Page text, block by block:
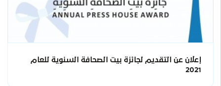
إعلان عن التقديم لجائزة بيت الصحافة السنوية للعام
2021